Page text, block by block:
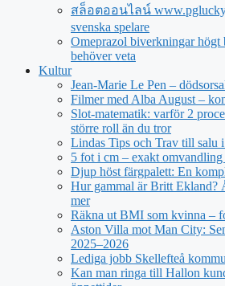
สล็อตออนไลน์
svenska spelare
Omeprazol biverkningar högt
behöver veta
Kultur
Jean‑Marie Le Pen –
Filmer med Alba August –
Slot-matematik: varför 2
större roll än du tror
Lindas Tips och Trav till salu
5 fot i cm – exakt
Djup höst färgpalett: En
Hur gammal är Britt Ekland?
mer
Räkna ut BMI som kvinna –
Aston Villa mot Man City:
2025–2026
Lediga jobb Skellefteå
Kan man ringa till Hallon